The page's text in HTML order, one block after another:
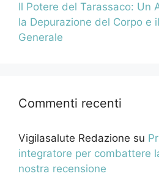
Il Potere del Tarassaco: Un
la Depurazione del Corpo e
Generale
Commenti recenti
Vigilasalute Redazione su
integratore per combattere
nostra recensione